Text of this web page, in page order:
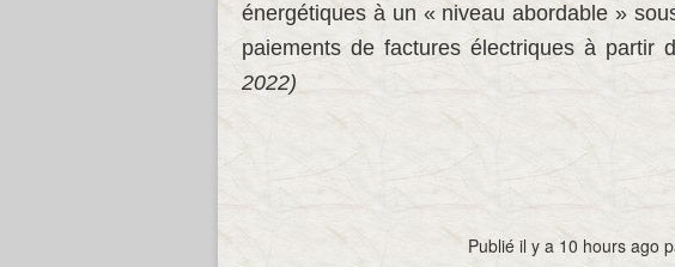
énergétiques à un « niveau abordable »
paiements de factures électriques à partir
2022)
Publié il y a 10 hours ago